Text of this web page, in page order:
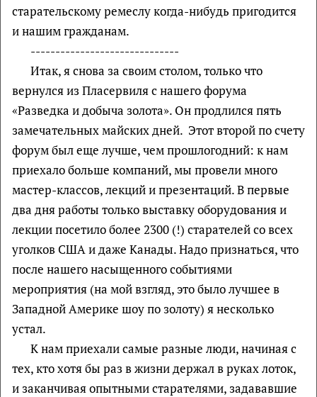
старательскому ремеслу когда-нибудь пригодится
и нашим гражданам.
------------------------------
Итак, я снова за своим столом, только что
вернулся из Пласервиля с нашего форума
«Разведка и добыча золота». Он продлился пять
замечательных майских дней. Этот второй по счету
форум был еще лучше, чем прошлогодний: к нам
приехало больше компаний, мы провели много
мастер-классов, лекций и презентаций. В первые
два дня работы только выставку оборудования и
лекции посетило более 2300 (!) старателей со всех
уголков США и даже Канады. Надо признаться, что
после нашего насыщенного событиями
мероприятия (на мой взгляд, это было лучшее в
Западной Америке шоу по золоту) я несколько
устал.
К нам приехали самые разные люди, начиная с
тех, кто хотя бы раз в жизни держал в руках лоток,
и заканчивая опытными старателями, задававшие